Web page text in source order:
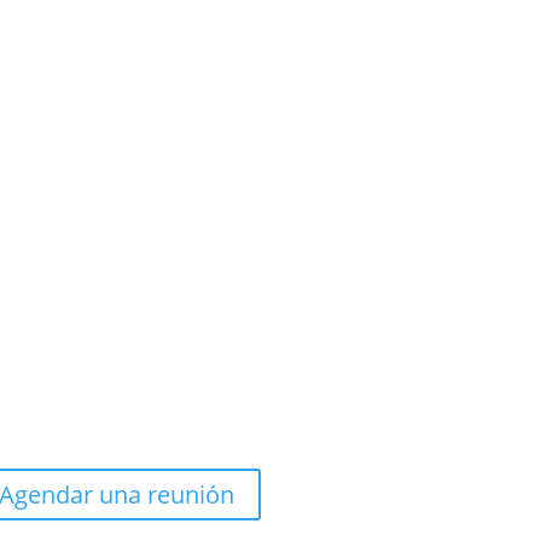
Agendar una reunión